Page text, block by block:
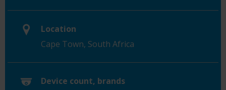
Location
Cape Town, South Africa
Device count, brands